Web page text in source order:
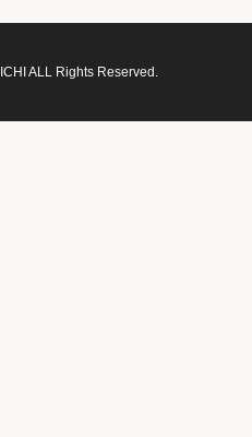
ALL Rights Reserved.